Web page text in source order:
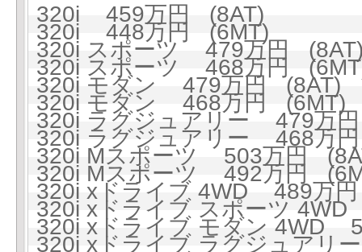
320i 459万円 (8AT)
320i 448万円 (6MT)
320i スポーツ 479万円
320i スポーツ 468万円
320i モダン 479万円 (8AT)
320i モダン 468万円 (6MT)
320i ラグジュアリー 479万
320i ラグジュアリー 468万
320i Mスポーツ 503万円
320i Mスポーツ 492万円
320i xドライブ 4WD 489万
320i xドライブ スポーツ
320i xドライブ モダン 4WD
320i xドライブ ラグジュア